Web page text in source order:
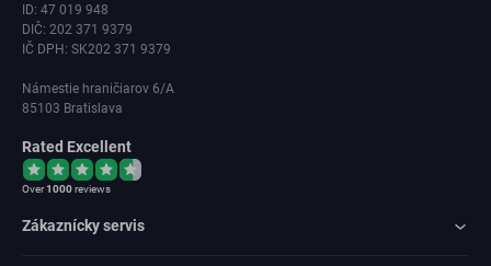
ID: 47 019 948
DIČ: 202 371 9379
IČ DPH: SK202 371 9379
Námestie hraničiarov 6/A
85103 Bratislava
Rated Excellent
Over1000reviews
Zákaznícky servis